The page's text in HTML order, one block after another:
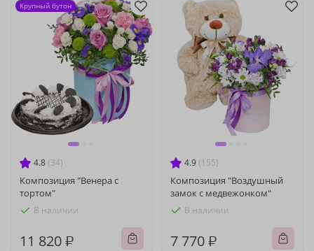
4.8 (34)
Композиция "Венера с
тортом"
В наличии
11 820 ₽
Крупный бутон
4.9 (155)
Композиция "Воздушный
замок с медвежонком"
В наличии
7 770 ₽